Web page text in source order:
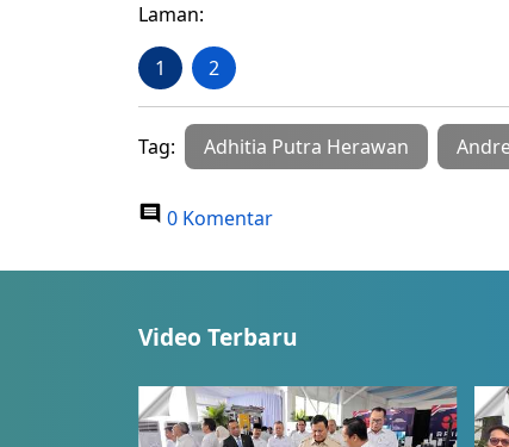
Laman:
1 2
Tag: Adhitia Putra Herawan
0 Komentar
Video Terbaru